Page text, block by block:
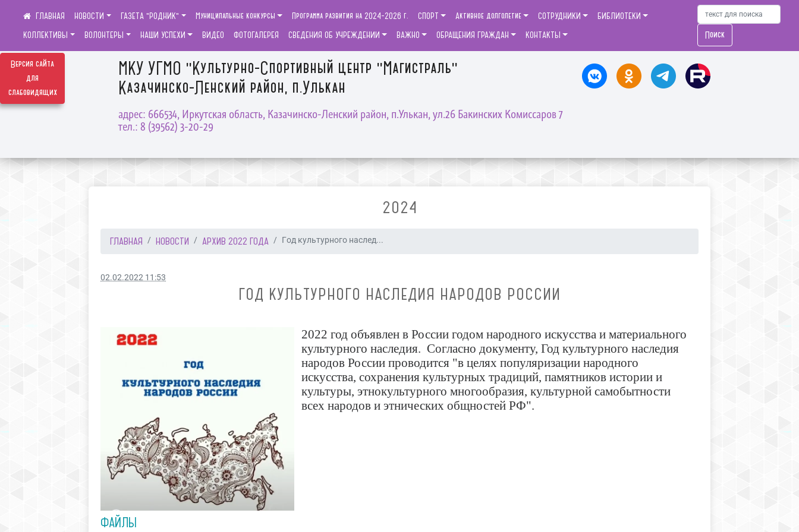
Версия сайта
для
слабовидящих
МКУ УГМО "Культурно-Спортивный центр "Магистраль"
Казачинско-Ленский район, п.Улькан
адрес: 666534, Иркутская область, Казачинско-Ленский район, п.Улькан, ул.26 Бакинских Комиссаров 7
тел.: 8 (39562) 3-20-29
НОВОСТИ ГАЗЕТА "РОДНИК" Муниципальные конкурсы Программа развития на 2024-2026 г. СПОРТ Активное долголетие СОТРУДНИКИ
БИБЛИОТЕКИ
КОЛЛЕКТИВЫ
ВОЛОНТЕРЫ НАШИ УСПЕХИ ВИДЕО ФОТОГАЛЕРЕЯ СВЕДЕНИЯ ОБ УЧРЕЖДЕНИИ ВАЖНО ОБРАЩЕНИЯ ГРАЖДАН КОНТАКТЫ Поиск
2024
ГЛАВНАЯ НОВОСТИ АРХИВ 2022 ГОДА Год культурного наслед...
02.02.2022 11:53
ГОД КУЛЬТУРНОГО НАСЛЕДИЯ НАРОДОВ РОССИИ
ФАЙЛЫ
2022 год объявлен в России годом народного искусства и материального
культурного наследия. Согласно документу, Год культурного наследия
народов России проводится "в целях популяризации народного
искусства, сохранения культурных традиций, памятников истории и
культуры, этнокультурного многообразия, культурной самобытности
всех народов и этнических общностей РФ".